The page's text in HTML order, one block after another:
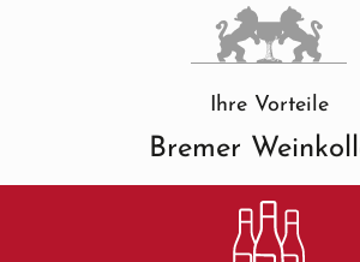
Ihre Vorteile
Bremer